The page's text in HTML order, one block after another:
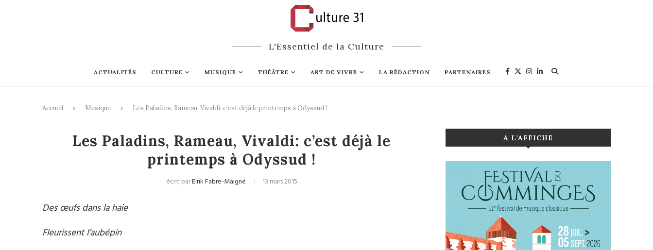
L'Essentiel de la Culture
ACTUALITÉS CULTURE MUSIQUE THÉÂTRE ART DE VIVRE LA RÉDACTION PARTENAIRES
Accueil Musique Les Paladins, Rameau, Vivaldi: c’est déjà le printemps à Odyssud !
Les Paladins, Rameau, Vivaldi: c’est déjà le
printemps à Odyssud !
écrit parElrik Fabre-Maigné 13 mars 2015
Des œufs dans la haie
Fleurissent l’aubépin
A L’AFFICHE